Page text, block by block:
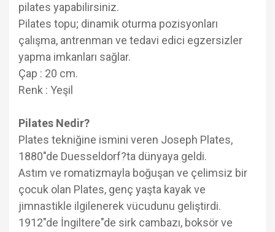
pilates yapabilirsiniz.
Pilates topu; dinamik oturma pozisyonları
çalışma, antrenman ve tedavi edici egzersizler
yapma imkanları sağlar.
Çap : 20 cm.
Renk : Yeşil
Pilates Nedir?
Plates tekniğine ismini veren Joseph Plates,
1880"de Duesseldorf?ta dünyaya geldi.
Astım ve romatizmayla boğuşan ve çelimsiz bir
çocuk olan Plates, genç yaşta kayak ve
jimnastikle ilgilenerek vücudunu geliştirdi.
1912"de İngiltere"de sirk cambazı, boksör ve